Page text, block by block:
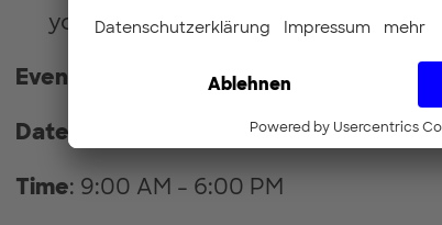
your passion for a greener future.
Event Details:
Date : Thursday, January 25, 2024
Time: 9:00 AM - 6:00 PM